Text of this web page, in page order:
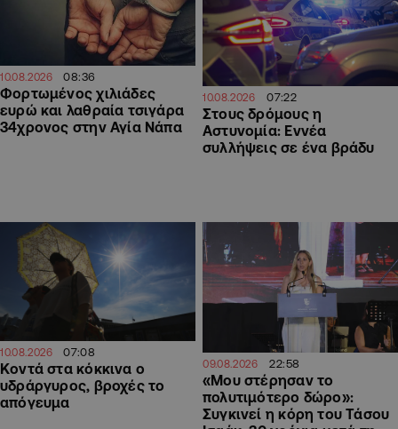
10.08.2026 08:36
Φορτωμένος χιλιάδες
ευρώ και λαθραία τσιγάρα
34χρονος στην Αγία Νάπα
10.08.2026 07:22
Στους δρόμους η
Αστυνομία: Εννέα
συλλήψεις σε ένα βράδυ
10.08.2026 07:08
Κοντά στα κόκκινα ο
υδράργυρος, βροχές το
απόγευμα
09.08.2026 22:58
«Μου στέρησαν το
πολυτιμότερο δώρο»:
Συγκινεί η κόρη του Τάσου